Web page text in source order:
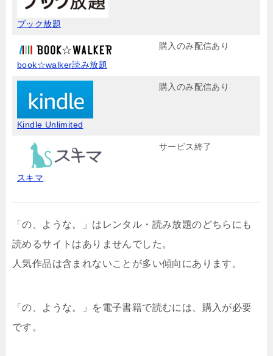
ブック放題
book☆walker読み放題
購入のみ配信あり
Kindle Unlimited
購入のみ配信あり
スキマ
サービス終了
「の、ような。」はレンタル・読み放題のどちらにも
読めるサイトはありませんでした。
人気作品は含まれないことが多い傾向にあります。
「の、ような。」を電子書籍で読むには、購入が必要
です。